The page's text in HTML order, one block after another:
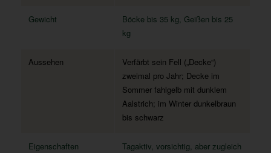
Gewicht
Böcke bis 35 kg, Geißen bis 25
kg
Aussehen
Verfärbt sein Fell („Decke“)
zweimal pro Jahr; Decke im
Sommer fahlgelb mit dunklem
Aalstrich; im Winter dunkelbraun
bis schwarz
Eigenschaften
Tagaktiv, vorsichtig, aber zugleich